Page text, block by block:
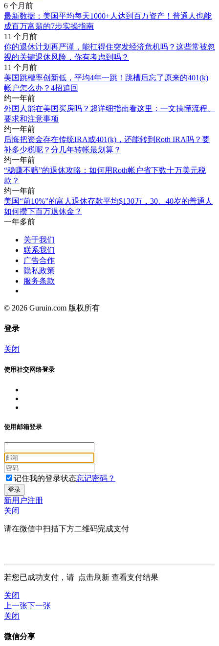
6 个月前
最新数据：美国平均每天1000+人达到百万资产！普通人也能
成百万富翁的7步实操指南
11 个月前
你的退休计划再严谨，能扛得住突发经济危机吗？这些常被忽
视的关键退休风险，你有考虑到吗？
11 个月前
美国跳槽率创新低，平均4年一跳！跳槽后忘了原来的401(k)
帐户怎么办？4招追回
约一年前
外国人能在美国买房吗？超详细指南看这里：一文搞懂流程、
要求和注意事项
约一年前
后悔把资金存在传统IRA或401(k)，还能转到Roth IRA吗？要
补多少税呢？分几年转帐最划算？
约一年前
“稳赚不赔”的退休攻略：如何用Roth帐户省下数十万美元税
款？
约一年前
美国“前10%”的富人退休存款平均$130万，30、40岁的普通人
如何攒下百万退休金？
一年多前
关于我们
联系我们
广告合作
隐私政策
服务条款
© 2026 Guruin.com 版权所有
登录
关闭
使用社交网络登录
使用邮箱登录
记住我的登录状态忘记密码？
新用户注册
关闭
请在微信中扫描下方二维码完成支付
若您已成功支付，请 点击刷新 查看支付结果
关闭
上一张下一张
关闭
微信分享